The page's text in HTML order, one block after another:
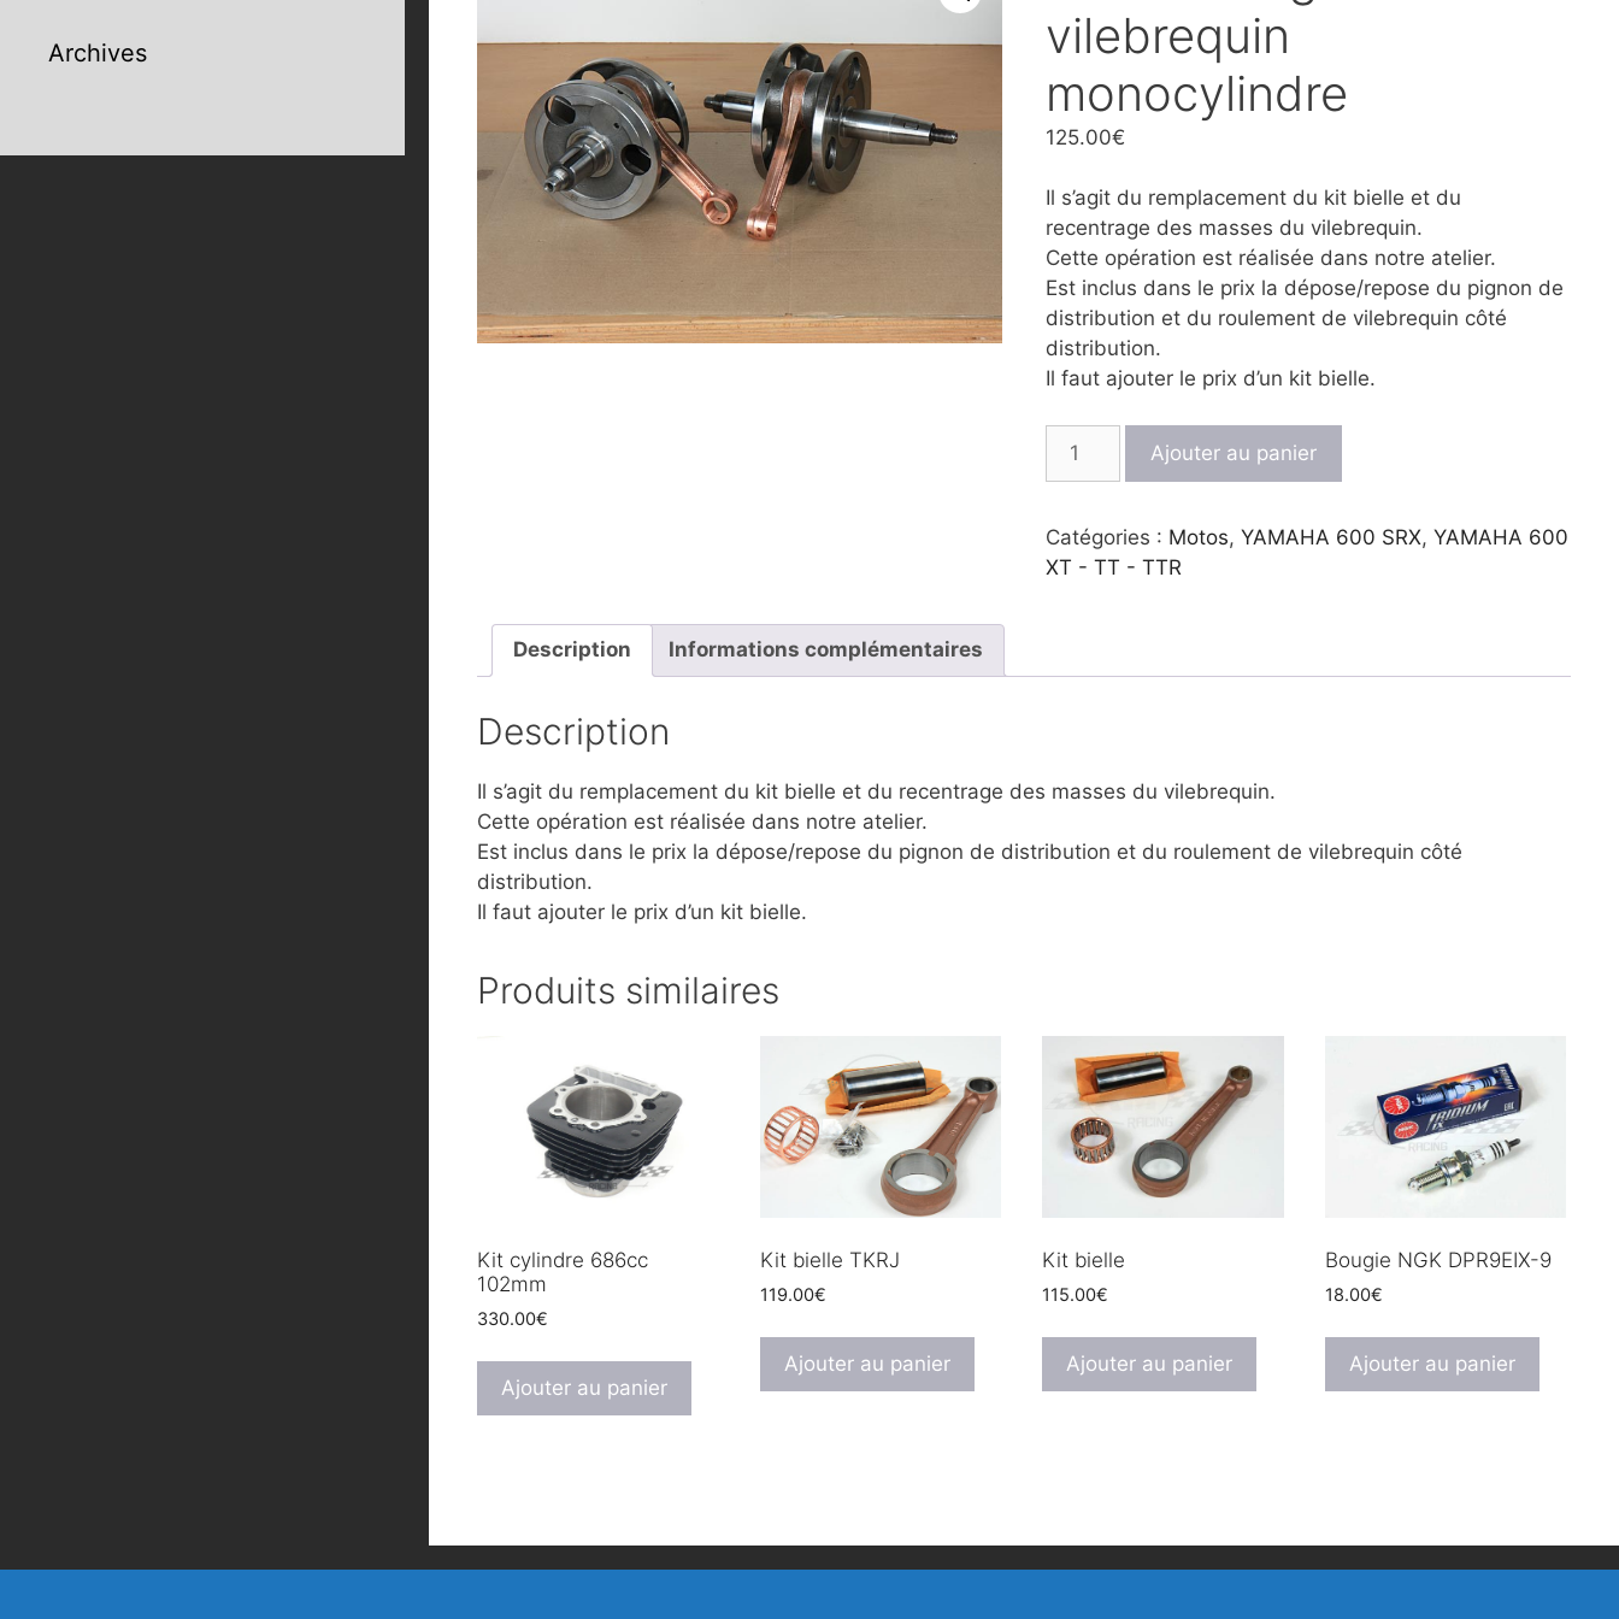
vilebrequin
monocylindre
125.00€
Il s’agit du remplacement du kit bielle et du
recentrage des masses du vilebrequin.
Cette opération est réalisée dans notre atelier.
Est inclus dans le prix la dépose/repose du pignon de
distribution et du roulement de vilebrequin côté
distribution.
Il faut ajouter le prix d’un kit bielle.
vilebrequin
monocylindre
Ajouter au panier
Catégories : Motos,YAMAHA 600 SRX,YAMAHA 600
XT - TT - TTR
Description Informations complémentaires
Description
Il s’agit du remplacement du kit bielle et du recentrage des masses du vilebrequin.
Cette opération est réalisée dans notre atelier.
Est inclus dans le prix la dépose/repose du pignon de distribution et du roulement de vilebrequin côté
distribution.
Il faut ajouter le prix d’un kit bielle.
Produits similaires
Kit cylindre 686cc
102mm
330.00€
Ajouter au panier
Kit bielle TKRJ
119.00€
Ajouter au panier
Kit bielle
115.00€
Ajouter au panier
Bougie NGK DPR9EIX-9
18.00€
Ajouter au panier
Archives